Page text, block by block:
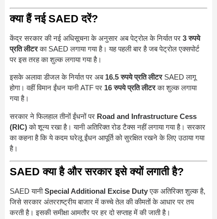
क्या हैं नई SAED दरें?
केंद्र सरकार की नई अधिसूचना के अनुसार अब पेट्रोल के निर्यात पर 3 रुपये
प्रति लीटरका SAED लगाया गया है। यह पहली बार है जब पेट्रोल एक्सपोर्ट
पर इस तरह का शुल्क लगाया गया है।
इसके अलावा डीजल के निर्यात पर अब 16.5 रुपये प्रति लीटरSAED लागू
होगा। वहीं विमान ईंधन यानी ATF पर 16 रुपये प्रति लीटरका शुल्क लगाया
गया है।
सरकार ने फिलहाल तीनों ईंधनों पर Road and Infrastructure Cess
(RIC)को शून्य रखा है। यानी अतिरिक्त रोड टैक्स नहीं लगाया गया है। सरकार
का कहना है कि ये कदम घरेलू ईंधन आपूर्ति को सुरक्षित रखने के लिए उठाया गया
है।
SAED क्या है और सरकार इसे क्यों लगाती है?
SAED यानीSpecial Additional Excise Dutyएक अतिरिक्त शुल्क है,
जिसे सरकार अंतरराष्ट्रीय बाजार में कच्चे तेल की कीमतों के आधार पर तय
करती है। इसकी समीक्षा आमतौर पर हर दो सप्ताह में की जाती है।